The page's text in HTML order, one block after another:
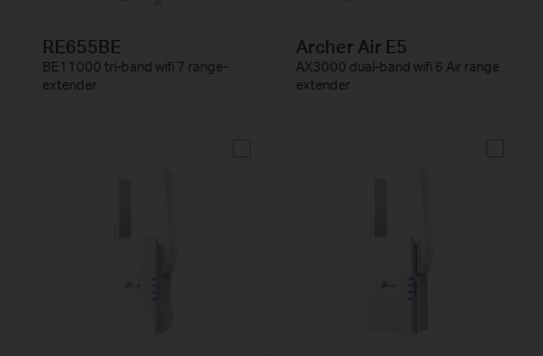
RE655BE
BE11000 tri-band wifi 7 range-
extender
Archer Air E5
AX3000 dual-band wifi 6 Air range
extender